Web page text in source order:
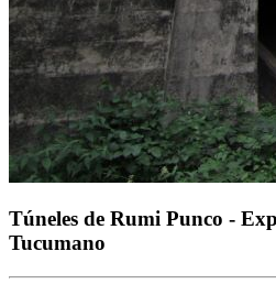
Túneles de Rumi Punco -
Tucumano